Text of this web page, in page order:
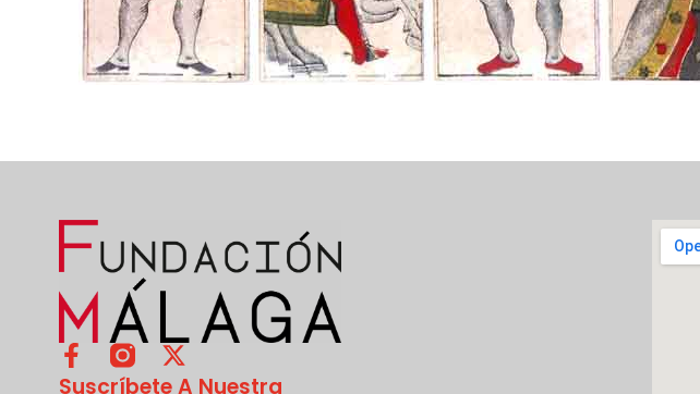
Suscríbete A Nuestra